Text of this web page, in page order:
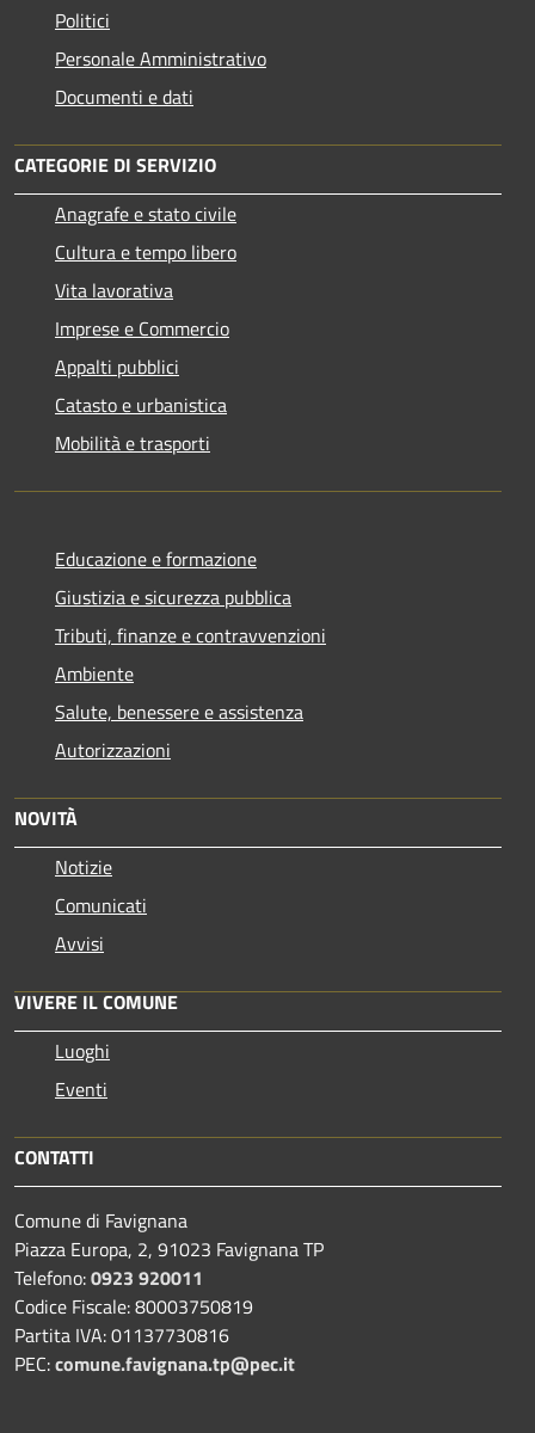
Politici
Personale Amministrativo
Documenti e dati
CATEGORIE DI SERVIZIO
Anagrafe e stato civile
Cultura e tempo libero
Vita lavorativa
Imprese e Commercio
Appalti pubblici
Catasto e urbanistica
Mobilità e trasporti
Educazione e formazione
Giustizia e sicurezza pubblica
Tributi, finanze e contravvenzioni
Ambiente
Salute, benessere e assistenza
Autorizzazioni
NOVITÀ
Notizie
Comunicati
Avvisi
VIVERE IL COMUNE
Luoghi
Eventi
CONTATTI
Comune di Favignana
Piazza Europa, 2, 91023 Favignana TP
Telefono:0923 920011
Codice Fiscale: 80003750819
Partita IVA: 01137730816
PEC:comune.favignana.tp@pec.it